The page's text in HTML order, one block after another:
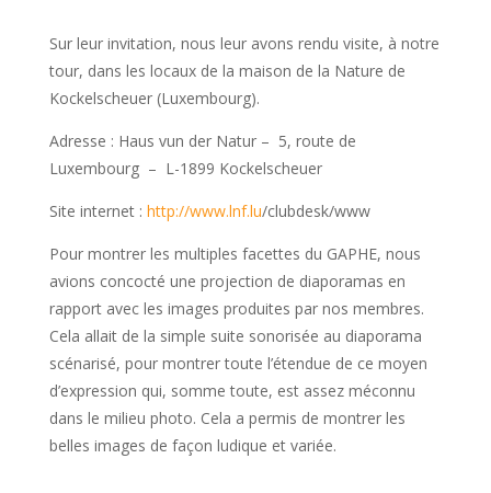
Sur leur invitation, nous leur avons rendu visite, à notre
tour, dans les locaux de la maison de la Nature de
Kockelscheuer (Luxembourg).
Adresse : Haus vun der Natur – 5, route de
Luxembourg – L-1899 Kockelscheuer
Site internet : http://www.lnf.lu/clubdesk/www
Pour montrer les multiples facettes du GAPHE, nous
avions concocté une projection de diaporamas en
rapport avec les images produites par nos membres.
Cela allait de la simple suite sonorisée au diaporama
scénarisé, pour montrer toute l’étendue de ce moyen
d’expression qui, somme toute, est assez méconnu
dans le milieu photo. Cela a permis de montrer les
belles images de façon ludique et variée.